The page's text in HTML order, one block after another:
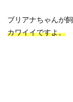
ブリアナちゃんが
カワイイですよ。